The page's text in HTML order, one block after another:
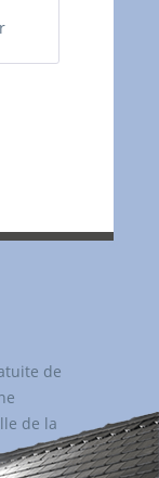
de
de la